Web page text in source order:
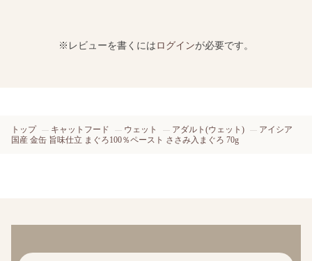
※レビューを書くにはログインが必要です。
トップ キャットフード ウェット アダルト(ウェット)
アイシア
国産 金缶 旨味仕立 まぐろ100％ペースト ささみ入まぐろ 70g